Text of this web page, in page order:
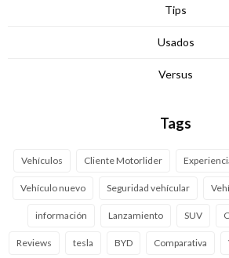
Tips
Usados
Versus
Tags
Vehículos Cliente Motorlider
Vehículo nuevo Seguridad vehícular
información Lanzamiento SUV
Reviews tesla BYD Comparativa